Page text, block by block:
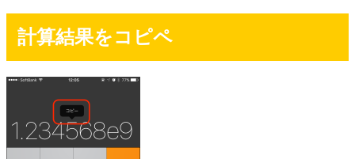
計算結果をコピペ